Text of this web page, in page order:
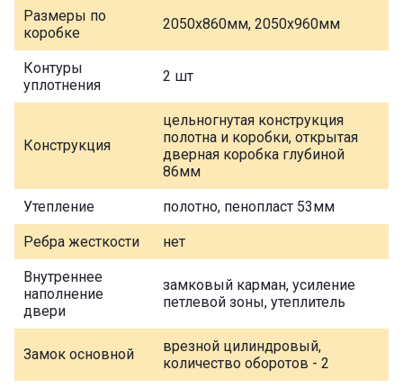
Размеры по
коробке
2050х860мм, 2050х960мм
Контуры
уплотнения
2 шт
Конструкция
цельногнутая конструкция
полотна и коробки, открытая
дверная коробка глубиной
86мм
Утепление полотно, пенопласт 53мм
Ребра жесткости нет
Внутреннее
наполнение
двери
замковый карман, усиление
петлевой зоны, утеплитель
Замок основной
врезной цилиндровый,
количество оборотов - 2